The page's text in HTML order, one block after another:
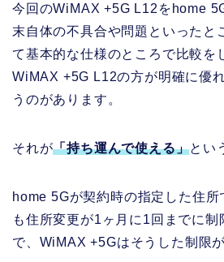
今回のWiMAX +5G L12をhome
末自体の不具合や問題といったと
て基本的な仕様のところで比較を
WiMAX +5G L12の方が明確に優
うのがあります。
それが「持ち運んで使える」とい
home 5Gが契約時の指定した住
も住所変更が1ヶ月に1回までに制
で、WiMAX +5Gはそうした制限